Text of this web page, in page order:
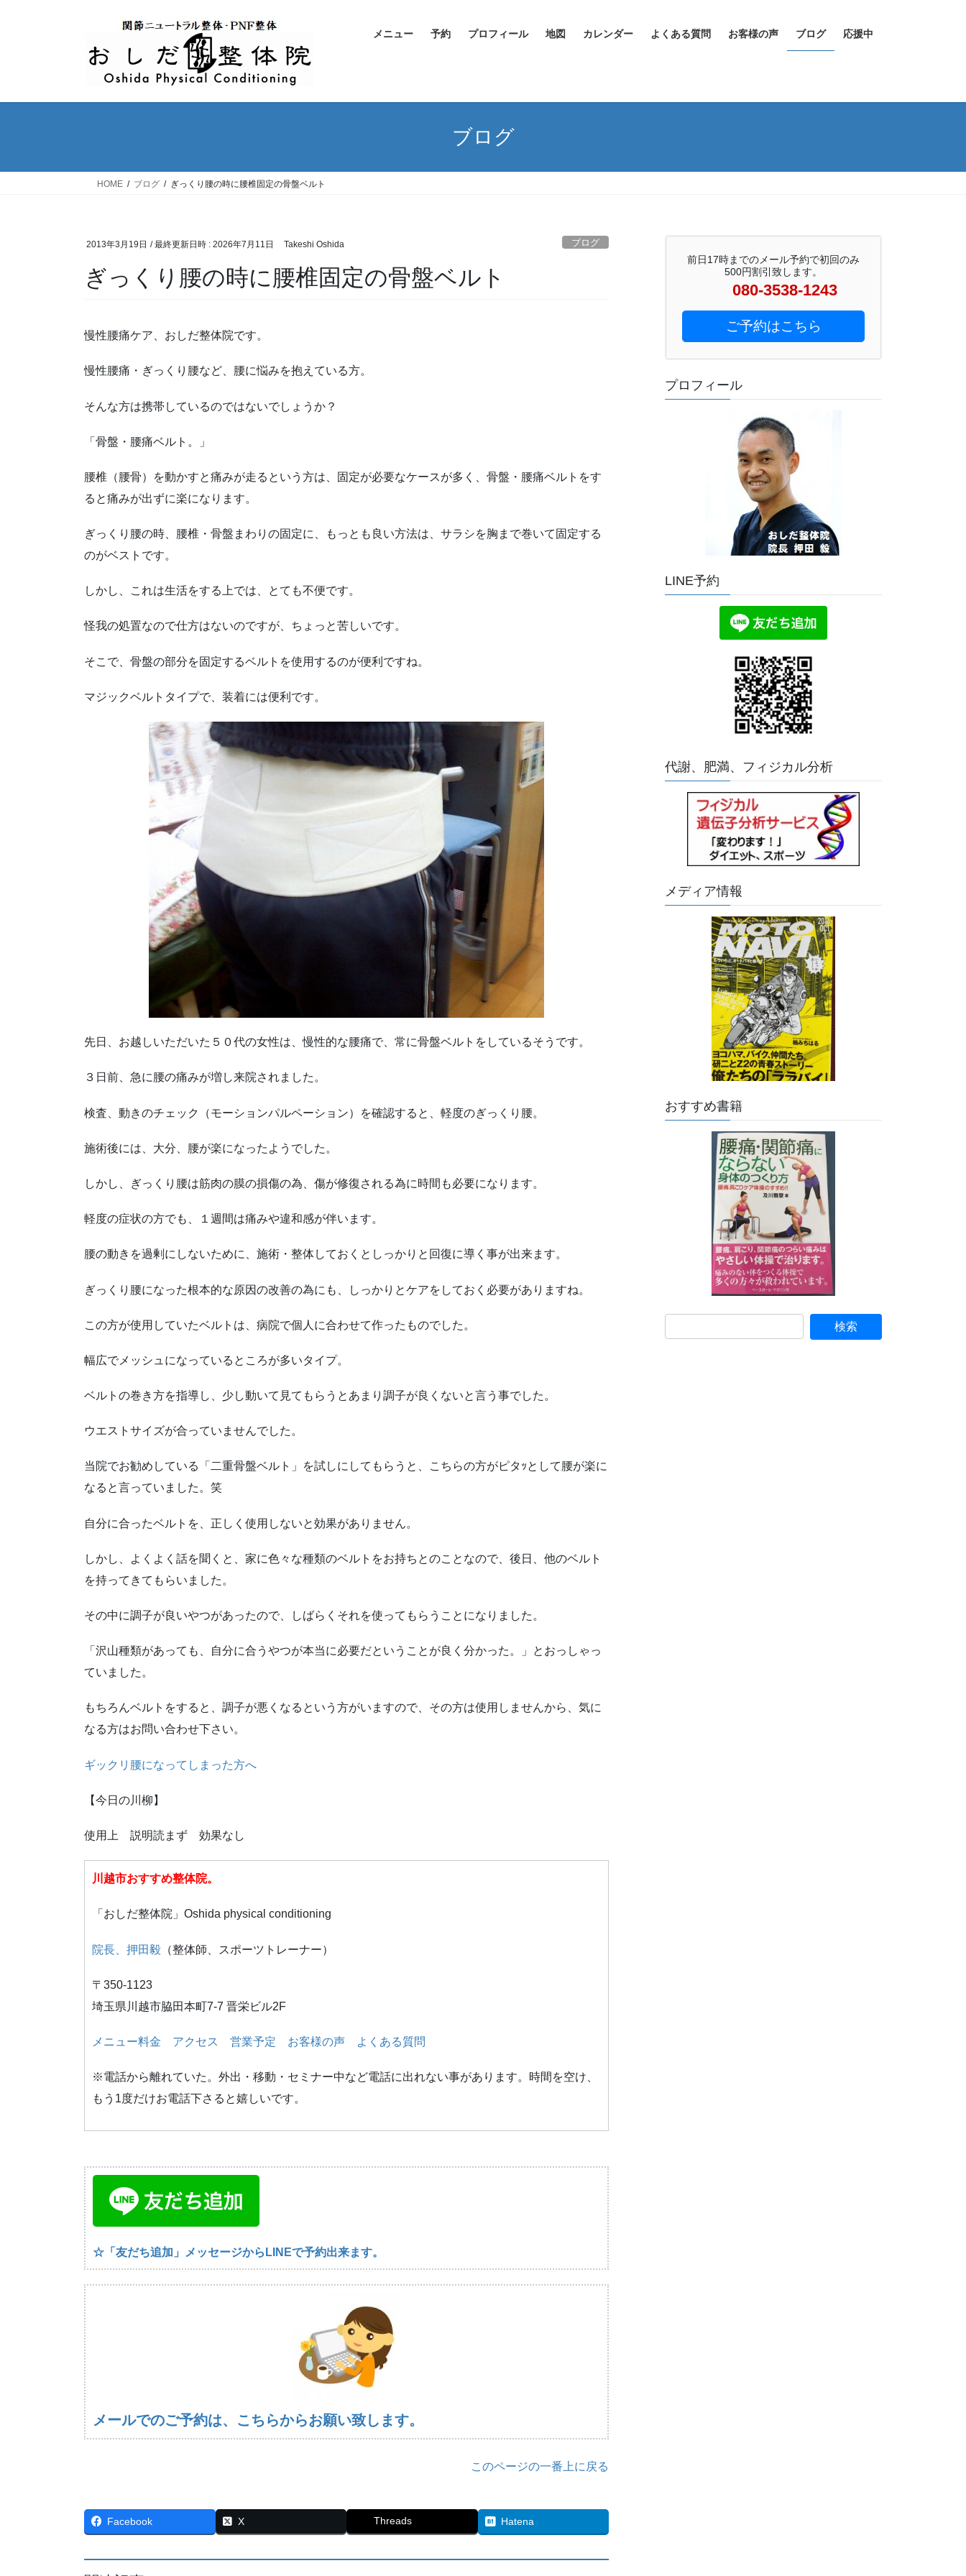
メニュー 予約 プロフィール 地図 カレンダー よくある質問 お客様の声 ブログ 応援中
ブログ
HOME ブログ ぎっくり腰の時に腰椎固定の骨盤ベルト
2013年3月19日 / 最終更新日時 : 2026年7月11日 Takeshi Oshida ブログ
ぎっくり腰の時に腰椎固定の骨盤ベルト
慢性腰痛ケア、おしだ整体院です。
慢性腰痛・ぎっくり腰など、腰に悩みを抱えている方。
そんな方は携帯しているのではないでしょうか？
「骨盤・腰痛ベルト。」
腰椎（腰骨）を動かすと痛みが走るという方は、固定が必要なケースが多く、骨盤・腰痛ベルトをす
ると痛みが出ずに楽になります。
ぎっくり腰の時、腰椎・骨盤まわりの固定に、もっとも良い方法は、サラシを胸まで巻いて固定する
のがベストです。
しかし、これは生活をする上では、とても不便です。
怪我の処置なので仕方はないのですが、ちょっと苦しいです。
そこで、骨盤の部分を固定するベルトを使用するのが便利ですね。
マジックベルトタイプで、装着には便利です。
先日、お越しいただいた５０代の女性は、慢性的な腰痛で、常に骨盤ベルトをしているそうです。
３日前、急に腰の痛みが増し来院されました。
検査、動きのチェック（モーションパルペーション）を確認すると、軽度のぎっくり腰。
施術後には、大分、腰が楽になったようでした。
しかし、ぎっくり腰は筋肉の膜の損傷の為、傷が修復される為に時間も必要になります。
軽度の症状の方でも、１週間は痛みや違和感が伴います。
腰の動きを過剰にしないために、施術・整体しておくとしっかりと回復に導く事が出来ます。
ぎっくり腰になった根本的な原因の改善の為にも、しっかりとケアをしておく必要がありますね。
この方が使用していたベルトは、病院で個人に合わせて作ったものでした。
幅広でメッシュになっているところが多いタイプ。
ベルトの巻き方を指導し、少し動いて見てもらうとあまり調子が良くないと言う事でした。
ウエストサイズが合っていませんでした。
当院でお勧めしている「二重骨盤ベルト」を試しにしてもらうと、こちらの方がピタｯとして腰が楽に
なると言っていました。笑
自分に合ったベルトを、正しく使用しないと効果がありません。
しかし、よくよく話を聞くと、家に色々な種類のベルトをお持ちとのことなので、後日、他のベルト
を持ってきてもらいました。
その中に調子が良いやつがあったので、しばらくそれを使ってもらうことになりました。
「沢山種類があっても、自分に合うやつが本当に必要だということが良く分かった。」とおっしゃっ
ていました。
もちろんベルトをすると、調子が悪くなるという方がいますので、その方は使用しませんから、気に
なる方はお問い合わせ下さい。
ギックリ腰になってしまった方へ
【今日の川柳】
使用上 説明読まず 効果なし
川越市おすすめ整体院。
「おしだ整体院」Oshida physical conditioning
院長、押田毅 （整体師、スポーツトレーナー）
〒350-1123
埼玉県川越市脇田本町7-7 晋栄ビル2F
メニュー料金 アクセス 営業予定 お客様の声 よくある質問
※電話から離れていた。外出・移動・セミナー中など電話に出れない事があります。時間を空け、
もう1度だけお電話下さると嬉しいです。
☆「友だち追加」メッセージからLINEで予約出来ます。
メールでのご予約は、こちらからお願い致します。
このページの一番上に戻る
Facebook X Threads Hatena
前日17時までのメール予約で初回のみ
500円割引致します。
080-3538-1243
ご予約はこちら
プロフィール
LINE予約
代謝、肥満、フィジカル分析
メディア情報
おすすめ書籍